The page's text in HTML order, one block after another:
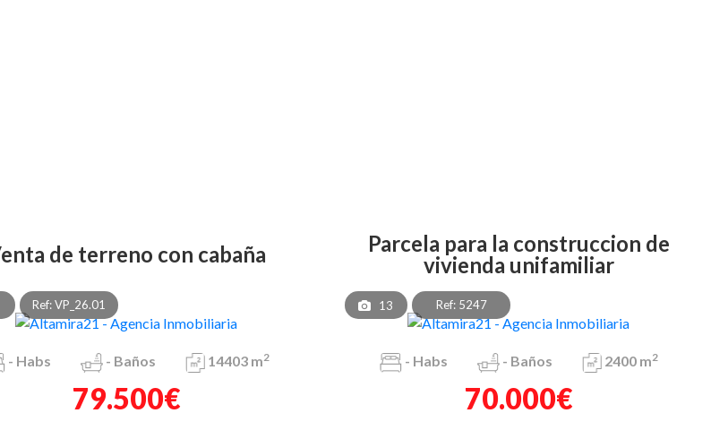
venta de terreno con cabaña
Ref: VP_26.01
- Habs - Baños 14403 m2
79.500€
parcela para la construccion de
vivienda unifamiliar
13 Ref: 5247
- Habs - Baños 2400 m2
70.000€